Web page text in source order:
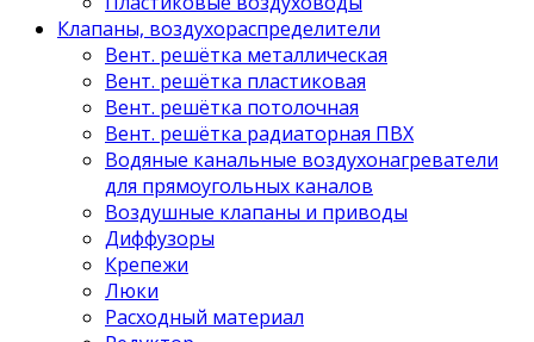
Клапаны, воздухораспределители
Вент. решётка металлическая
Вент. решётка пластиковая
Вент. решётка потолочная
Вент. решётка радиаторная ПВХ
Водяные канальные воздухонагреватели
для прямоугольных каналов
Воздушные клапаны и приводы
Диффузоры
Крепежи
Люки
Расходный материал